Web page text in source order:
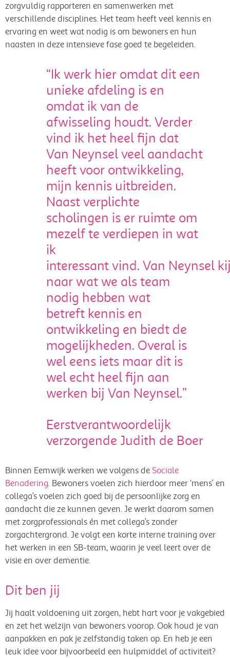
zorgvuldig rapporteren en samenwerken met
verschillende disciplines. Het team heeft veel kennis en
ervaring en weet wat nodig is om bewoners en hun
naasten in deze intensieve fase goed te begeleiden.
“Ik werk hier omdat dit een
unieke afdeling is en
omdat ik van de
afwisseling houdt. Verder
vind ik het heel fijn dat
Van Neynsel veel aandacht
heeft voor ontwikkeling,
mijn kennis uitbreiden.
Naast verplichte
scholingen is er ruimte om
mezelf te verdiepen in wat
ik
interessant vind. Van Neynsel
naar wat we als team
nodig hebben wat
betreft kennis en
ontwikkeling en biedt de
mogelijkheden. Overal is
wel eens iets maar dit is
wel echt heel fijn aan
werken bij Van Neynsel.”
Eerstverantwoordelijk
verzorgende Judith de Boer
Binnen Eemwijk werken we volgens de Sociale
Benadering. Bewoners voelen zich hierdoor meer ‘mens’ en
collega’s voelen zich goed bij de persoonlijke zorg en
aandacht die ze kunnen geven. Je werkt daarom samen
met zorgprofessionals én met collega’s zonder
zorgachtergrond. Je volgt een korte interne training over
het werken in een SB-team, waarin je veel leert over de
visie en over dementie.
Dit ben jij
Jij haalt voldoening uit zorgen, hebt hart voor je vakgebied
en zet het welzijn van bewoners voorop. Ook houd je van
aanpakken en pak je zelfstandig taken op. En heb je een
leuk idee voor bijvoorbeeld een hulpmiddel of activiteit?